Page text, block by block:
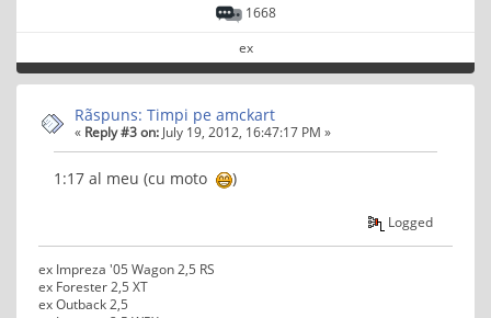
1668
ex
Rãspuns: Timpi pe amckart
« Reply #3 on: July 19, 2012, 16:47:17 PM »
1:17 al meu (cu moto )
Logged
ex Impreza '05 Wagon 2,5 RS
ex Forester 2,5 XT
ex Outback 2,5